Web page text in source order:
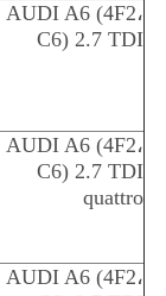
AUDI A6 (4F2،
C6) 2.7 TDI
AUDI A6 (4F2،
C6) 2.7 TDI
quattro
AUDI A6 (4F2،